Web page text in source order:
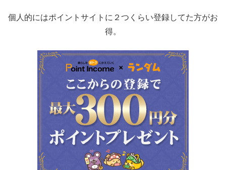
個人的にはポイントサイトに２つくらい登録してた方がお
得。